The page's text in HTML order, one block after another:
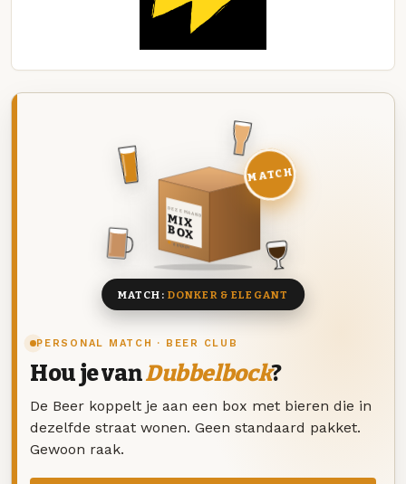
PERSONAL MATCH · BEER CLUB
Hou je vanDubbelbock?
De Beer koppelt je aan een box met bieren die in
dezelfde straat wonen. Geen standaard pakket.
Gewoon raak.
DEZE MAAND
MIX
BOX
8 BIEREN
MATCH
MATCH: DONKER & ELEGANT